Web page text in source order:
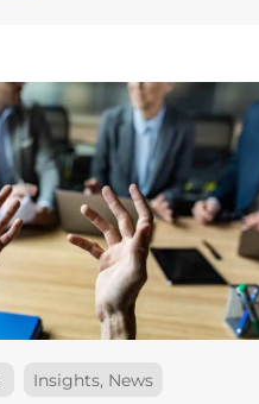
Insights, News